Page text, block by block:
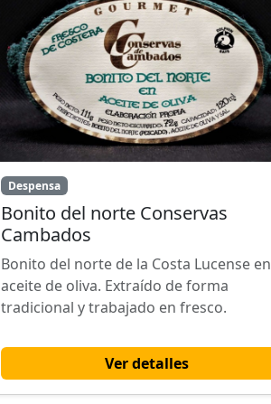
Despensa
Bonito del norte Conservas
Cambados
Bonito del norte de la Costa Lucense en
aceite de oliva. Extraído de forma
tradicional y trabajado en fresco.
Ver detalles